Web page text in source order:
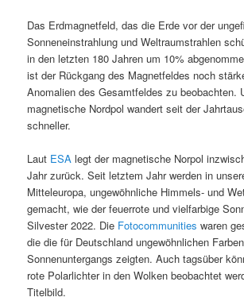
Das Erdmagnetfeld, das die Erde vor der
Sonneneinstrahlung und Weltraumstrahlen
in den letzten 180 Jahren um 10%
ist der Rückgang des Magnetfeldes noch
Anomalien des Gesamtfeldes zu beobachten.
magnetische Nordpol wandert seit der
schneller.
Laut ESA legt der magnetische Norpol
Jahr zurück. Seit letztem Jahr werden in
Mitteleuropa, ungewöhnliche Himmels- und
gemacht, wie der feuerrote und vielfarbige
Silvester 2022. Die Fotocommunitieswaren
die die für Deutschland ungewöhnlichen
Sonnenuntergangs zeigten. Auch tagsüber
rote Polarlichter in den Wolken beobachtet
Titelbild.